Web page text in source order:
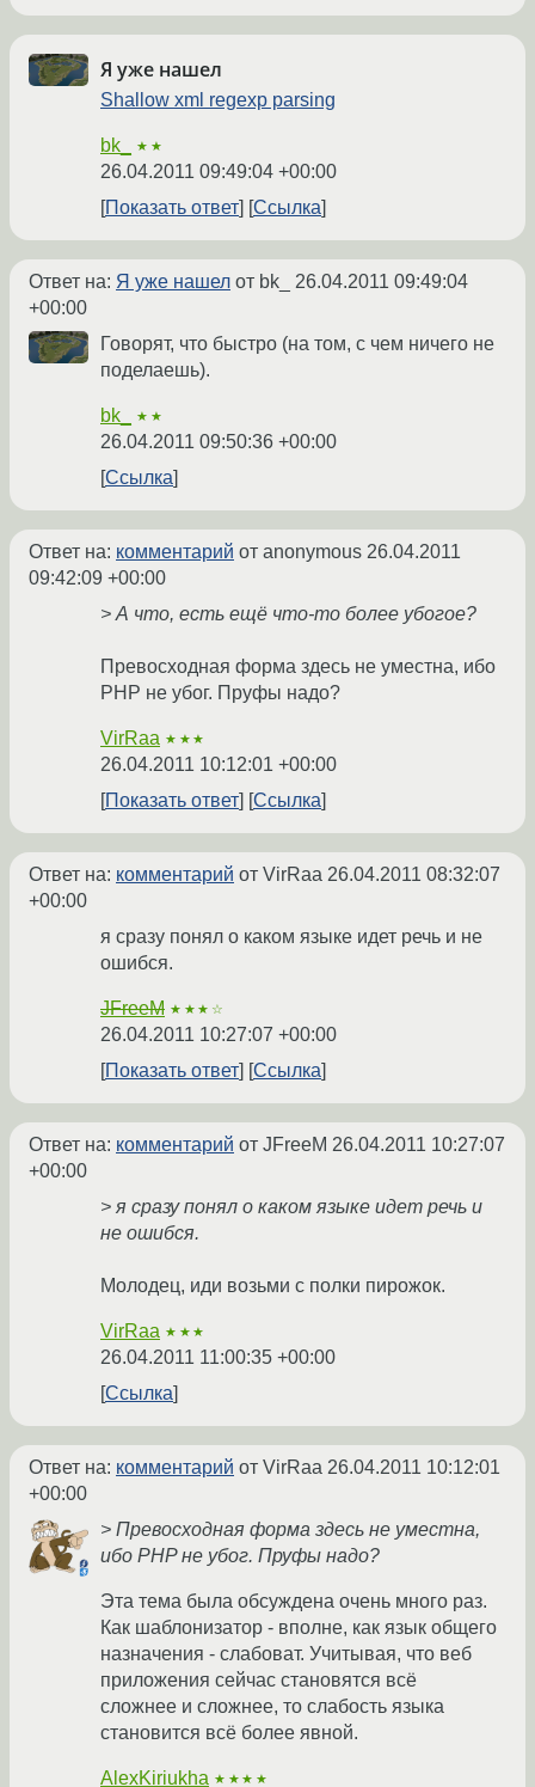
Я уже нашел
Shallow xml regexp parsing
bk_ ★★
26.04.2011 09:49:04 +00:00
Показать ответ
Ссылка
Ответ на: Я уже нашел от bk_ 26.04.2011 09:49:04
+00:00
Говорят, что быстро (на том, с чем ничего не
поделаешь).
bk_ ★★
26.04.2011 09:50:36 +00:00
Ссылка
Ответ на: комментарий от anonymous 26.04.2011
09:42:09 +00:00
> А что, есть ещё что-то более убогое?
Превосходная форма здесь не уместна, ибо
PHP не убог. Пруфы надо?
VirRaa ★★★
26.04.2011 10:12:01 +00:00
Показать ответ
Ссылка
Ответ на: комментарий от VirRaa 26.04.2011 08:32:07
+00:00
я сразу понял о каком языке идет речь и не
ошибся.
JFreeM ★★★☆
26.04.2011 10:27:07 +00:00
Показать ответ
Ссылка
Ответ на: комментарий от JFreeM 26.04.2011 10:27:07
+00:00
> я сразу понял о каком языке идет речь и
не ошибся.
Молодец, иди возьми с полки пирожок.
VirRaa ★★★
26.04.2011 11:00:35 +00:00
Ссылка
Ответ на: комментарий от VirRaa 26.04.2011 10:12:01
+00:00
> Превосходная форма здесь не уместна,
ибо PHP не убог. Пруфы надо?
Эта тема была обсуждена очень много раз.
Как шаблонизатор - вполне, как язык общего
назначения - слабоват. Учитывая, что веб
приложения сейчас становятся всё
сложнее и сложнее, то слабость языка
становится всё более явной.
AlexKiriukha ★★★★